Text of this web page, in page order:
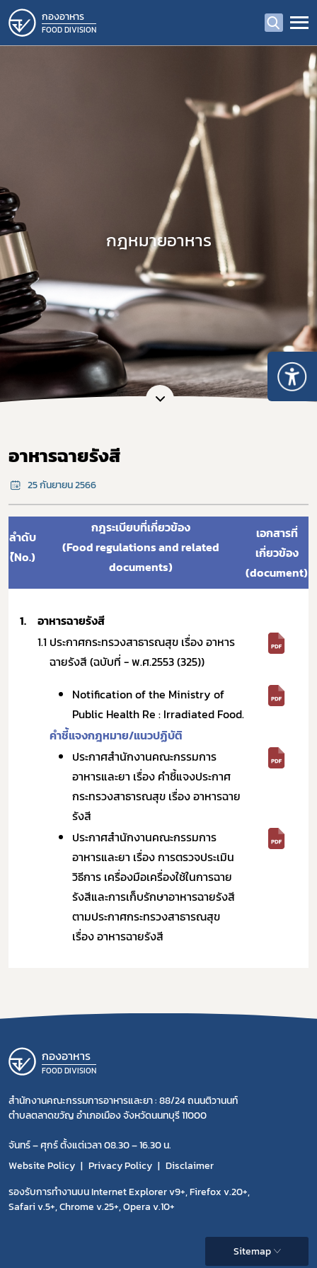
กองอาหาร
FOOD DIVISION
กฎหมายอาหาร
อาหารฉายรังสี
25 กันยายน 2566
ลำดับ
(์No.)
กฎระเบียบที่เกี่ยวข้อง
(Food regulations and related
documents)
เอกสารที่
เกี่ยวข้อง
(document)
1.
อาหารฉายรังสี
1.1 ประกาศกระทรวงสาธารณสุข เรื่อง อาหาร
ฉายรังสี (ฉบับที่ - พ.ศ.2553 (325))
Notification of the Ministry of
Public Health Re : Irradiated Food.
คำชี้แจงกฎหมาย/แนวปฏิบัติ
ประกาศสำนักงานคณะกรรมการ
อาหารและยา เรื่อง คำชี้แจงประกาศ
กระทรวงสาธารณสุข เรื่อง อาหารฉาย
รังสี
ประกาศสำนักงานคณะกรรมการ
อาหารและยา เรื่อง การตรวจประเมิน
วิธีการ เครื่องมือเครื่องใช้ในการฉาย
รังสีและการเก็บรักษาอาหารฉายรังสี
ตามประกาศกระทรวงสาธารณสุข
เรื่อง อาหารฉายรังสี
กองอาหาร
FOOD DIVISION
สำนักงานคณะกรรมการอาหารและยา : 88/24 ถนนติวานนท์
ตำบลตลาดขวัญ อำเภอเมือง จังหวัดนนทบุรี 11000
จันทร์ – ศุกร์ ตั้งแต่เวลา 08.30 – 16.30 น.
Website Policy
Privacy Policy
Disclaimer
รองรับการทำงานบน Internet Explorer v9+, Firefox v.20+,
Safari v.5+, Chrome v.25+, Opera v.10+
Sitemap